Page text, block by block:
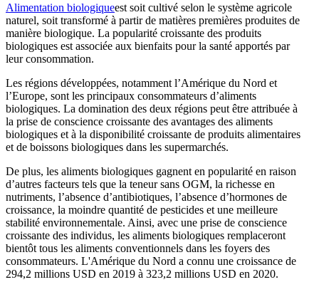
Alimentation biologiqueest soit cultivé selon le système agricole
naturel, soit transformé à partir de matières premières produites de
manière biologique. La popularité croissante des produits
biologiques est associée aux bienfaits pour la santé apportés par
leur consommation.
Les régions développées, notamment l’Amérique du Nord et
l’Europe, sont les principaux consommateurs d’aliments
biologiques. La domination des deux régions peut être attribuée à
la prise de conscience croissante des avantages des aliments
biologiques et à la disponibilité croissante de produits alimentaires
et de boissons biologiques dans les supermarchés.
De plus, les aliments biologiques gagnent en popularité en raison
d’autres facteurs tels que la teneur sans OGM, la richesse en
nutriments, l’absence d’antibiotiques, l’absence d’hormones de
croissance, la moindre quantité de pesticides et une meilleure
stabilité environnementale. Ainsi, avec une prise de conscience
croissante des individus, les aliments biologiques remplaceront
bientôt tous les aliments conventionnels dans les foyers des
consommateurs. L'Amérique du Nord a connu une croissance de
294,2 millions USD en 2019 à 323,2 millions USD en 2020.